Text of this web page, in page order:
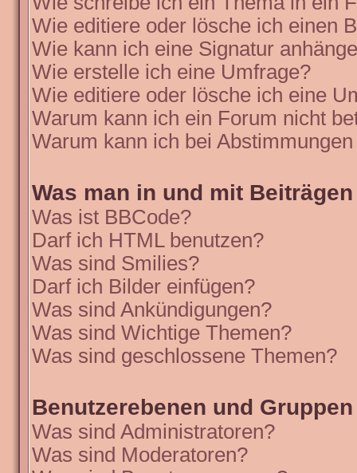
Wie editiere oder lösche ich einen
Wie kann ich eine Signatur
Wie erstelle ich eine Umfrage?
Wie editiere oder lösche ich eine
Warum kann ich ein Forum nicht
Warum kann ich bei
Was man in und mit
Was ist BBCode?
Darf ich HTML benutzen?
Was sind Smilies?
Darf ich Bilder einfügen?
Was sind Ankündigungen?
Was sind Wichtige Themen?
Was sind geschlossene Themen?
Benutzerebenen und Gruppen
Was sind Administratoren?
Was sind Moderatoren?